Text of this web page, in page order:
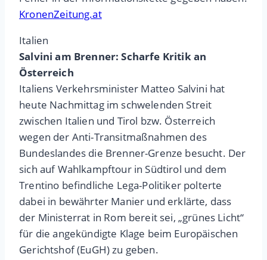
KronenZeitung.at
Italien
Salvini am Brenner: Scharfe Kritik an
Österreich
Italiens Verkehrsminister Matteo Salvini hat
heute Nachmittag im schwelenden Streit
zwischen Italien und Tirol bzw. Österreich
wegen der Anti-Transitmaßnahmen des
Bundeslandes die Brenner-Grenze besucht. Der
sich auf Wahlkampftour in Südtirol und dem
Trentino befindliche Lega-Politiker polterte
dabei in bewährter Manier und erklärte, dass
der Ministerrat in Rom bereit sei, „grünes Licht“
für die angekündigte Klage beim Europäischen
Gerichtshof (EuGH) zu geben.